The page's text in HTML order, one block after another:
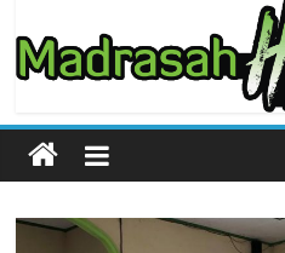
1
Aceh
Timur